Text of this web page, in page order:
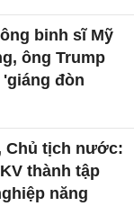
binh sĩ Mỹ
ông Trump
đòn
Chủ tịch nước:
thành tập
năng